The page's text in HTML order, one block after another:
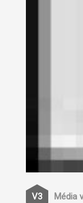
Média